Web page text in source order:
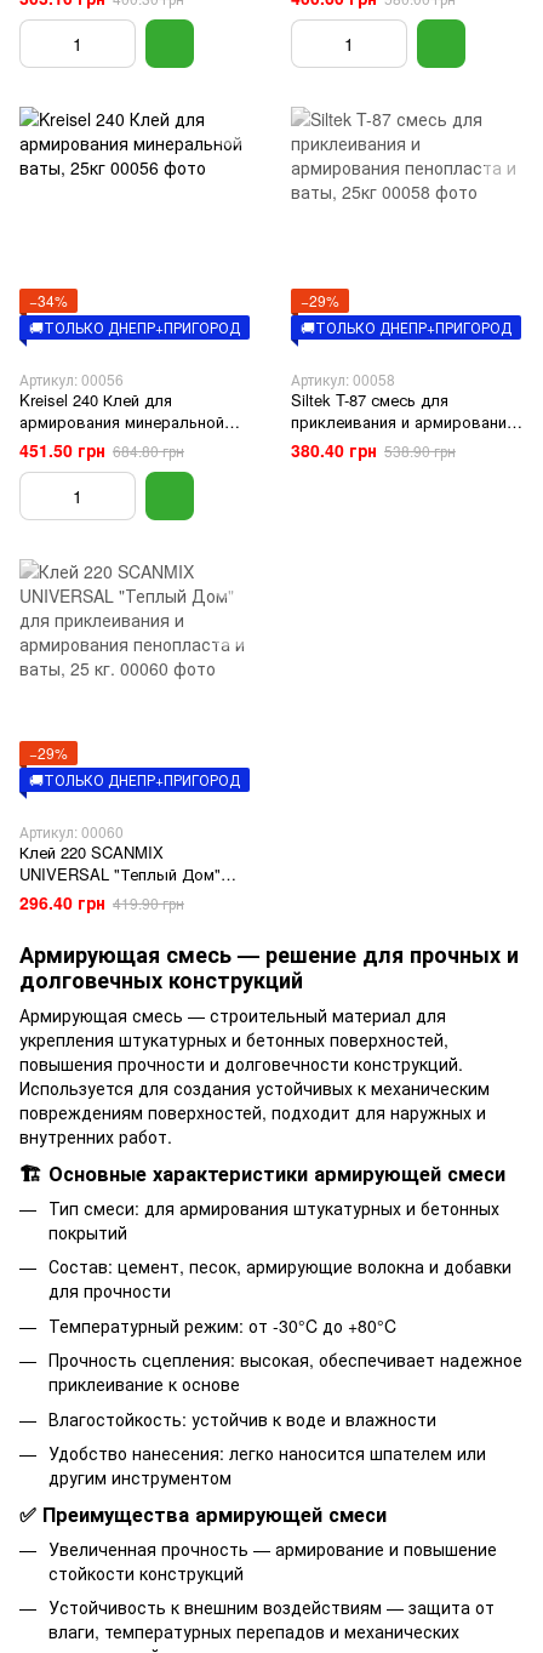
ваты, 25кг
−34%
🚚ТОЛЬКО ДНЕПР+ПРИГОРОД
Артикул: 00056
Kreisel 240 Клей для
армирования минеральной
ваты, 25кг
451.50 грн 684.80 грн
−29%
🚚ТОЛЬКО ДНЕПР+ПРИГОРОД
Артикул: 00058
Siltek T-87 смесь для
приклеивания и армирования
пенопласта и ваты, 25кг
380.40 грн 538.90 грн
−29%
🚚ТОЛЬКО ДНЕПР+ПРИГОРОД
Артикул: 00060
Клей 220 SCANMIX
UNIVERSAL "Теплый Дом"
для приклеивания и
армирования пенопласта и
296.40 грн 419.90 грн
Армирующая смесь — решение для прочных и
долговечных конструкций
Армирующая смесь — строительный материал для
укрепления штукатурных и бетонных поверхностей,
повышения прочности и долговечности конструкций.
Используется для создания устойчивых к механическим
повреждениям поверхностей, подходит для наружных и
внутренних работ.
🏗 Основные характеристики армирующей смеси
Тип смеси: для армирования штукатурных и бетонных
покрытий
Состав: цемент, песок, армирующие волокна и добавки
для прочности
Температурный режим: от -30°C до +80°C
Прочность сцепления: высокая, обеспечивает надежное
приклеивание к основе
Влагостойкость: устойчив к воде и влажности
Удобство нанесения: легко наносится шпателем или
другим инструментом
✅ Преимущества армирующей смеси
Увеличенная прочность — армирование и повышение
стойкости конструкций
Устойчивость к внешним воздействиям — защита от
влаги, температурных перепадов и механических